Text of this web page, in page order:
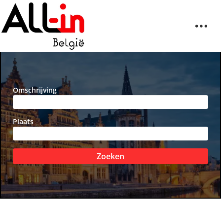
Omschrijving
Plaats
Zoeken